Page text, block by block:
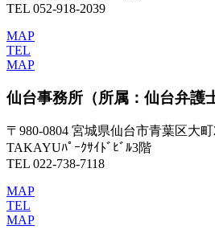
TEL 052-918-2039
MAP
TEL
MAP
仙台事務所 （所属：仙台弁護
〒980-0804 宮城県仙台市青葉区大町
TAKAYUﾊﾟｰｸｻｲﾄﾞﾋﾞﾙ3階
TEL 022-738-7118
MAP
TEL
MAP